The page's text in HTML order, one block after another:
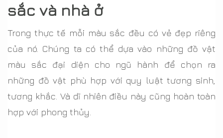
sắc và nhà ở
Trong thực tế mỗi màu sắc đều có vẻ đẹp riêng
của nó. Chúng ta có thể dựa vào những đồ vật
màu sắc đại diện cho ngũ hành để chọn ra
những đồ vật phù hợp với quy luật tương sinh,
tương khắc. Và dĩ nhiên điều này cũng hoàn toàn
hợp với phong thủy.